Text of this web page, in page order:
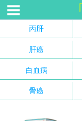
丙肝
肝癌
白血病
骨癌